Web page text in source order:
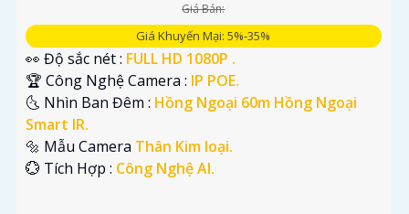
Giá Bán:
Giá Khuyến Mại: 5%-35%
👀 Độ sắc nét : FULL HD 1080P .
🏆 Công Nghệ Camera : IP POE.
🌜 Nhìn Ban Đêm : Hồng Ngoại 60m Hồng Ngoại
Smart IR.
🔩 Mẫu Camera Thân Kim loại.
️💮 Tích Hợp : Công Nghệ AI.